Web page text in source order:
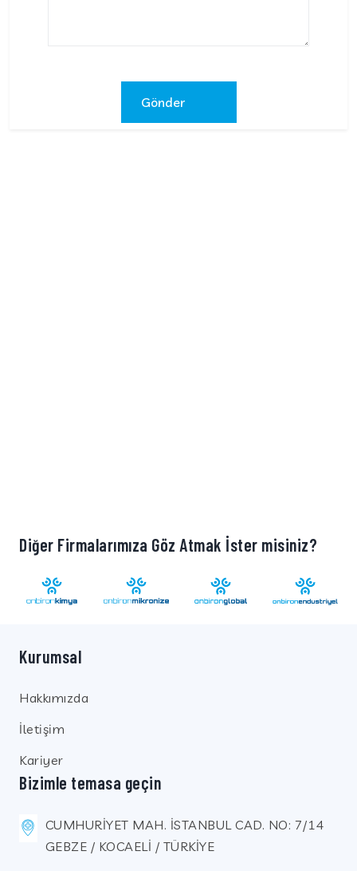
Gönder
Diğer Firmalarımıza Göz Atmak İster misiniz?
Kurumsal
Hakkımızda
İletişim
Kariyer
Bizimle temasa geçin
CUMHURİYET MAH. İSTANBUL CAD. NO: 7/14
GEBZE / KOCAELİ / TÜRKİYE